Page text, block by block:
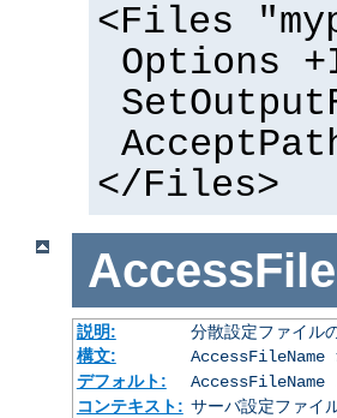
<Files
Options
</Files>
説明:
分散設定ファイル
構文:
AccessFileName
デフォルト:
コンテキスト: サーバ設定ファイ